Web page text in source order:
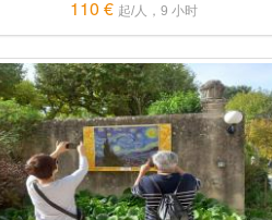
110 € 起/人，9 小时